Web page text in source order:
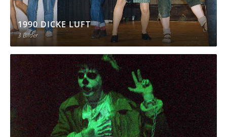
1990 DICKE LUFT
3 Bilder